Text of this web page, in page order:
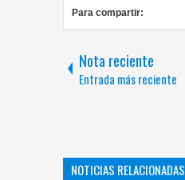
Para compartir:
Nota reciente
Entrada más reciente
NOTICIAS RELACIONADAS